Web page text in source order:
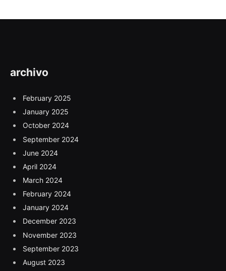
archivo
February 2025
January 2025
October 2024
September 2024
June 2024
April 2024
March 2024
February 2024
January 2024
December 2023
November 2023
September 2023
August 2023